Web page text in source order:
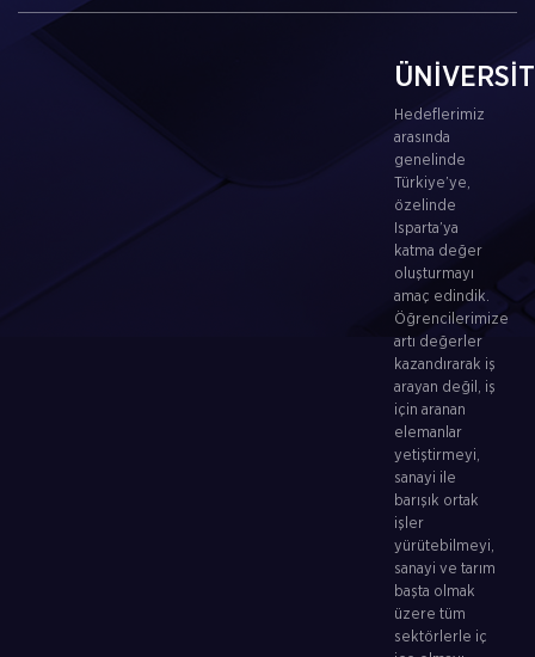
Hedeflerimiz
arasında
genelinde
Türkiye’ye,
özelinde
Isparta’ya
katma değer
oluşturmayı
amaç edindik.
Öğrencilerimize
artı değerler
kazandırarak iş
arayan değil, iş
için aranan
elemanlar
yetiştirmeyi,
sanayi ile
barışık ortak
işler
yürütebilmeyi,
sanayi ve tarım
başta olmak
üzere tüm
sektörlerle iç